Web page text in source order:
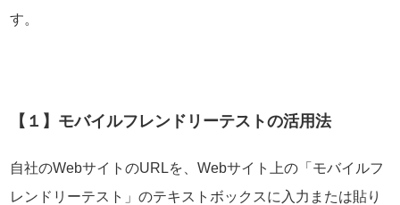
す。
【１】モバイルフレンドリーテストの活用法
自社のWebサイトのURLを、Webサイト上の「モバイルフ
レンドリーテスト」のテキストボックスに入力または貼り